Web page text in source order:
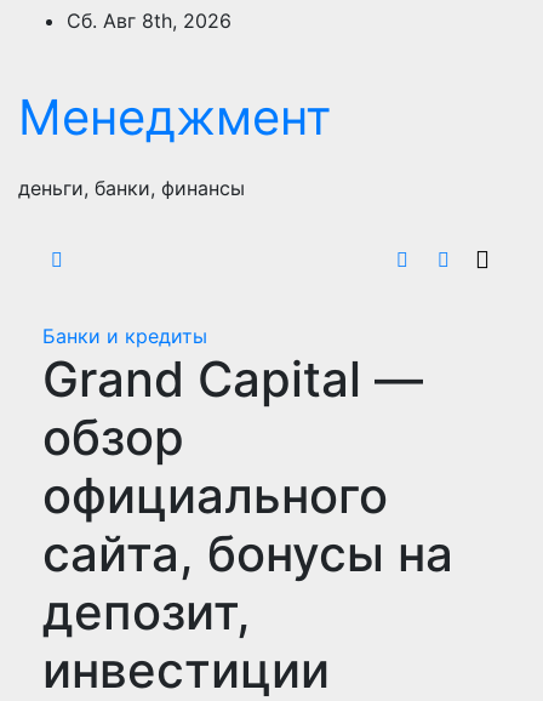
ПерейтиСб. Авг 8th, 2026
Менеджмент
деньги, банки, финансы
Банки и кредиты
Grand Capital —
обзор
официального
сайта, бонусы на
депозит,
инвестиции